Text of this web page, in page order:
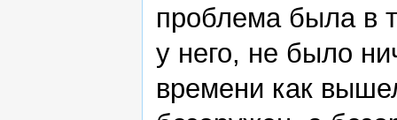
проблема была в
у него, не было
времени как